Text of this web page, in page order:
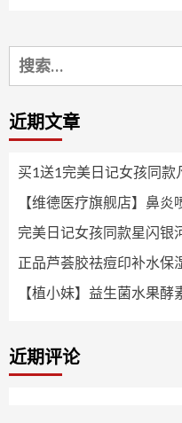
搜
索：
近期文章
买1送1完美日记女孩同款
【维德医疗旗舰店】鼻炎
完美日记女孩同款星闪银
正品芦荟胶祛痘印补水保
【植小妹】益生菌水果酵
近期评论